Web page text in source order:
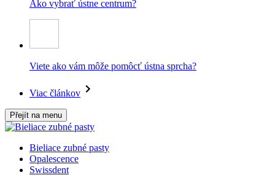
Ako vybrať ústne centrum?
Viete ako vám môže pomôcť ústna sprcha?
Viac článkov
Přejít na menu
Bieliace zubné pasty
Opalescence
Swissdent